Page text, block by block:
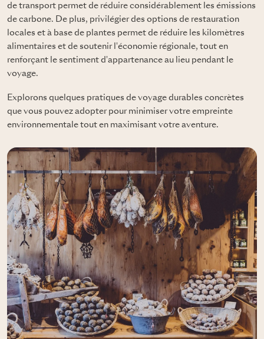
de transport permet de réduire considérablement les émissions
de carbone. De plus, privilégier des options de restauration
locales et à base de plantes permet de réduire les kilomètres
alimentaires et de soutenir l'économie régionale, tout en
renforçant le sentiment d'appartenance au lieu pendant le
voyage.
Explorons quelques pratiques de voyage durables concrètes
que vous pouvez adopter pour minimiser votre empreinte
environnementale tout en maximisant votre aventure.